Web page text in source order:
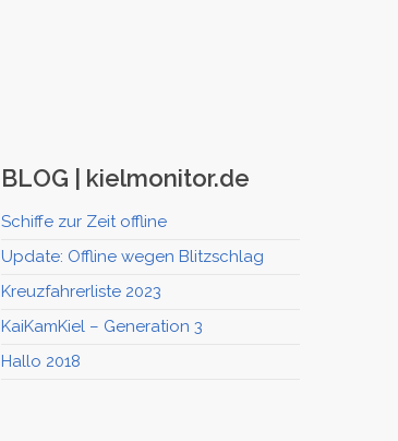
BLOG | kielmonitor.de
Schiffe zur Zeit offline
Update: Offline wegen Blitzschlag
Kreuzfahrerliste 2023
KaiKamKiel – Generation 3
Hallo 2018